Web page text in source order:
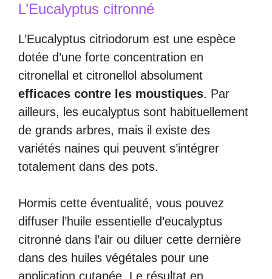
L’Eucalyptus citronné
L’Eucalyptus citriodorum est une espèce
dotée d’une forte concentration en
citronellal et citronellol absolument
efficaces contre les moustiques. Par
ailleurs, les eucalyptus sont habituellement
de grands arbres, mais il existe des
variétés naines qui peuvent s’intégrer
totalement dans des pots.
Hormis cette éventualité, vous pouvez
diffuser l’huile essentielle d’eucalyptus
citronné dans l’air ou diluer cette dernière
dans des huiles végétales pour une
application cutanée. Le résultat en